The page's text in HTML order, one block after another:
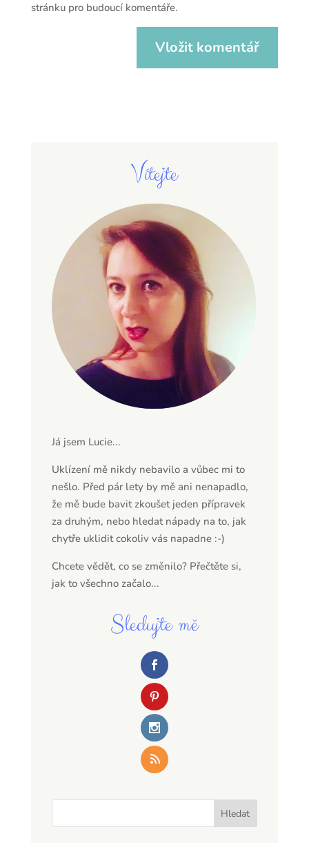
stránku pro budoucí komentáře.
Vítejte
Já jsem Lucie...
Uklízení mě nikdy nebavilo a vůbec mi to
nešlo. Před pár lety by mě ani nenapadlo,
že mě bude bavit zkoušet jeden přípravek
za druhým, nebo hledat nápady na to, jak
chytře uklidit cokoliv vás napadne :-)
Chcete vědět, co se změnilo? Přečtěte si,
jak to všechno začalo...
Sledujte mě